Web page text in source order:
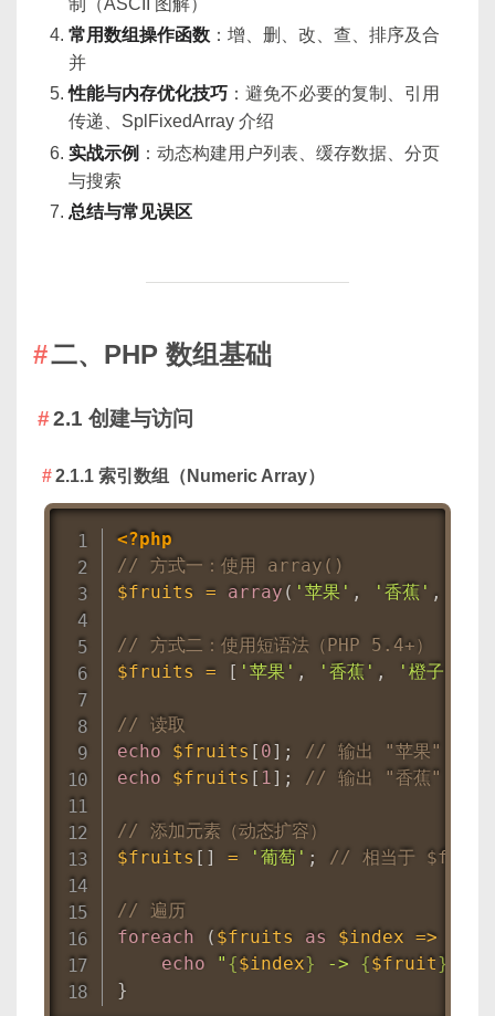
制（ASCII 图解）
常用数组操作函数 ：增、删、改、查、排序及合
并
性能与内存优化技巧 ：避免不必要的复制、引用
传递、SplFixedArray 介绍
实战示例 ：动态构建用户列表、缓存数据、分页
与搜索
总结与常见误区
二、PHP 数组基础
2.1 创建与访问
2.1.1 索引数组（Numeric Array）
<?php
// 方式一：使用 array()
$fruits
= array ( '苹果' , '香蕉' ,
// 方式二：使用短语法（PHP 5.4+）
$fruits
= [ '苹果' , '香蕉' , '橙子'
// 读取
echo
$fruits [ 0] ;
// 输出 "苹果"
echo
$fruits [ 1 ] ; // 输出 "香蕉"
// 添加元素（动态扩容）
$fruits [ ] = '葡萄' ; // 相当于
// 遍历
foreach
( $fruits as $index =>
echo
" {$index} -> {$fruit}
}